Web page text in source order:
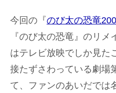
今回の『のび太の恐竜
『のび太の恐竜』のリメ
はテレビ放映でしか見た
接たずさわっている劇場
て、ファンのあいだでは